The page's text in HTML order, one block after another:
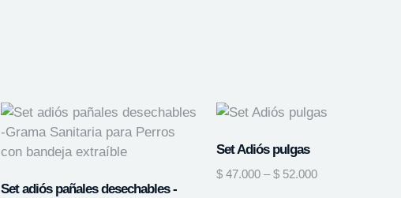
Set adiós pañales desechables -
Set Adiós pulgas
$47.000 – $52.000